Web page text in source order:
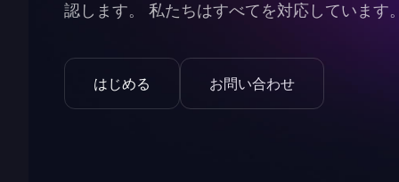
認します。 私たちはすべてを対応しています
はじめる お問い合わせ